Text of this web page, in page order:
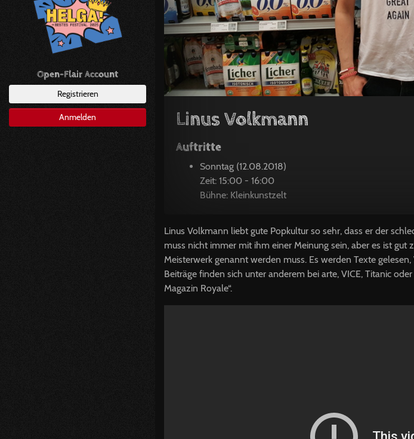
Open-Flair Account
Registrieren
Anmelden Linus Volkmann
Auftritte
Sonntag (12.08.2018)
Zeit: 15:00 - 16:00
Bühne: Kleinkunstzelt
Linus Volkmann liebt gute Popkultur so sehr, dass er der
muss nicht immer mit ihm einer Meinung sein, aber es ist gut
Meisterwerk genannt werden muss. Es werden Texte
Beiträge finden sich unter anderem bei arte, VICE, Titanic
Magazin Royale“.